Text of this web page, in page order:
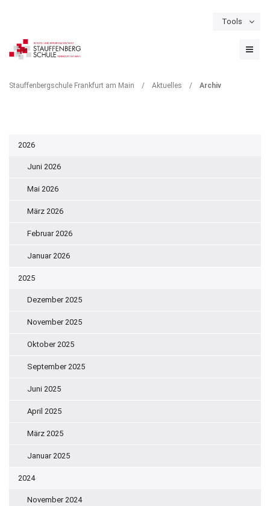
Tools
Schulportal Termine
Stauffenbergschule Frankfurt am Main / Aktuelles / Archiv
2026
Juni 2026
Mai 2026
März 2026
Februar 2026
Januar 2026
2025
Dezember 2025
November 2025
Oktober 2025
September 2025
Juni 2025
April 2025
März 2025
Januar 2025
2024
November 2024